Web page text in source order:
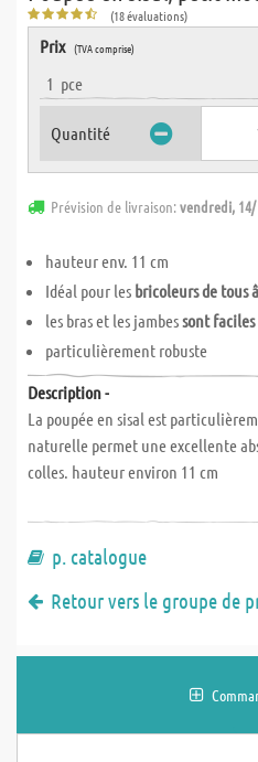
(18 évaluations)
Prix (TVA comprise)
1 pce
Quantité
Prévision de livraison:vendredi,
hauteur env. 11 cm
Idéal pour les bricoleurs de tous
les bras et les jambessont
particulièrement robuste
Description -
La poupée en sisal est
naturelle permet une excellente
colles. hauteur environ 11 cm
p. catalogue
Retour vers le groupe de